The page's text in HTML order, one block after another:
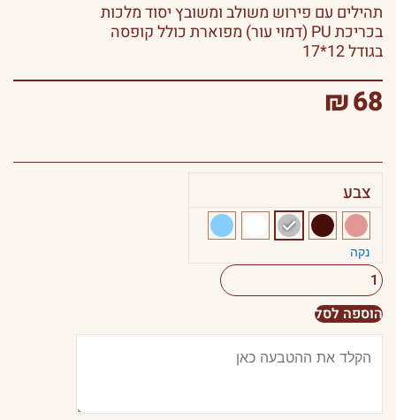
תהילים עם פירוש משולב ומשובץ יסוד מלכות
בכריכת PU (דמוי עור) מפוארת כולל קופסה
בגודל 12*17
₪68
צבע
נקה
כמות
תהלים
יסוד
מלכות
בינוני
בכריכה
מפוארת
הוספה לסל